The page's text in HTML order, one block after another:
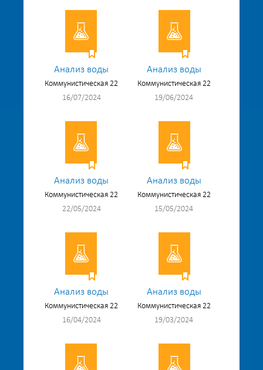
Анализ воды
Коммунистическая 22
16/07/2024
Анализ воды
Коммунистическая 22
19/06/2024
Анализ воды
Коммунистическая 22
22/05/2024
Анализ воды
Коммунистическая 22
15/05/2024
Анализ воды
Коммунистическая 22
16/04/2024
Анализ воды
Коммунистическая 22
19/03/2024